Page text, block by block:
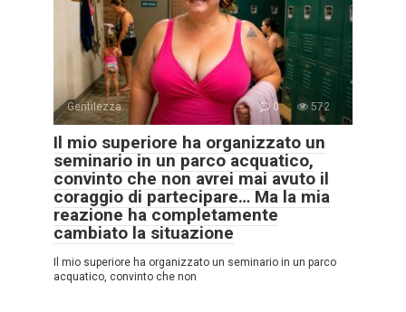
Gentilezza 0 572
Il mio superiore ha organizzato un
seminario in un parco acquatico,
convinto che non avrei mai avuto il
coraggio di partecipare… Ma la mia
reazione ha completamente
cambiato la situazione
Il mio superiore ha organizzato un seminario in un parco
acquatico, convinto che non